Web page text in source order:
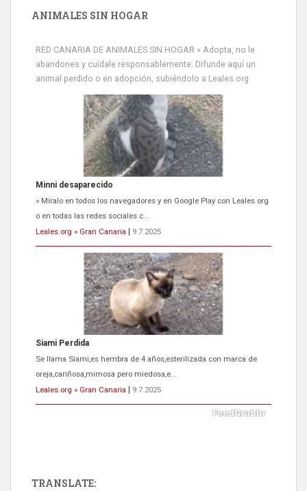
ANIMALES SIN HOGAR
RED CANARIA DE ANIMALES SIN HOGAR » Adopta, no le
abandones y cuídale responsablemente. Difunde aquí un
animal perdido o en adopción, subiéndolo a Leales.org
Minni desaparecido
» Míralo en todos los navegadores y en Google Play con Leales.org
o en todas las redes sociales c...
Leales.org » Gran Canaria
9.7.2025
Siami Perdida
Se llama Siami,es hembra de 4 años,esterilizada con marca de
oreja,cariñosa,mimosa pero miedosa,e...
Leales.org » Gran Canaria
9.7.2025
TRANSLATE: